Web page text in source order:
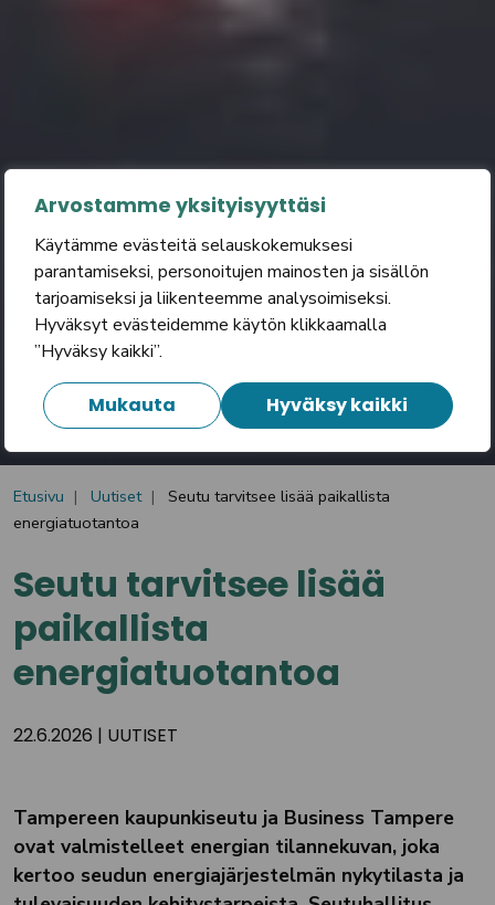
Arvostamme yksityisyyttäsi
Käytämme evästeitä selauskokemuksesi
parantamiseksi, personoitujen mainosten ja sisällön
tarjoamiseksi ja liikenteemme analysoimiseksi.
Hyväksyt evästeidemme käytön klikkaamalla
”Hyväksy kaikki”.
Mukauta Hyväksy kaikki
Etusivu Uutiset
Seutu tarvitsee lisää paikallista
energiatuotantoa
Seutu tarvitsee lisää
paikallista
energiatuotantoa
22.6.2026 | UUTISET
Tampereen kaupunkiseutu ja Business Tampere
ovat valmistelleet energian tilannekuvan, joka
kertoo seudun energiajärjestelmän nykytilasta ja